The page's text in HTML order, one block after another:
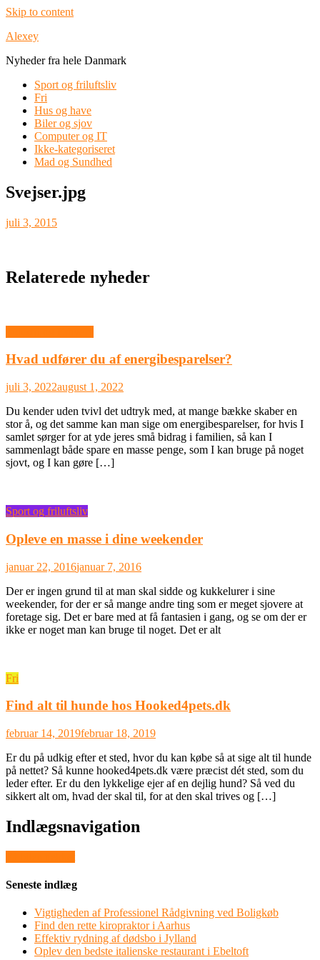
Skip to content
Alexey
Nyheder fra hele Danmark
Sport og friluftsliv
Fri
Hus og have
Biler og sjov
Computer og IT
Ikke-kategoriseret
Mad og Sundhed
Svejser.jpg
juli 3, 2015
Relaterede nyheder
Hvad udfører du af energibesparelser?
juli 3, 2022august 1, 2022
Du kender uden tvivl det udtryk med, at mange bække skaber en
stor å, og det samme kan man sige om energibesparelser, for hvis I
samlet sørger for at yde jeres små bidrag i familien, så kan I
sammenlagt både spare en masse penge, som I kan bruge på noget
sjovt, og I kan gøre […]
Sport og friluftsliv
Opleve en masse i dine weekender
januar 22, 2016januar 7, 2016
Der er ingen grund til at man skal sidde og kukkelurer i sine
weekender, for der er så mange andre ting som er meget sjovere at
foretage sig. Det er bare med at få fantasien i gang, og se om der er
ikke er noget man kan bruge til noget. Det er alt
Fri
Find alt til hunde hos Hooked4pets.dk
februar 14, 2019februar 18, 2019
Er du på udkig efter et sted, hvor du kan købe så at sige alt til hunde
på nettet? Så kunne hooked4pets.dk være præcist dét sted, som du
leder efter. Er du den lykkelige ejer af en dejlig hund? Så ved du
sikkert alt om, hvad der skal til, for at den skal trives og […]
Indlægsnavigation
Seneste indlæg
Vigtigheden af Professionel Rådgivning ved Boligkøb
Find den rette kiropraktor i Aarhus
Effektiv rydning af dødsbo i Jylland
Oplev den bedste italienske restaurant i Ebeltoft